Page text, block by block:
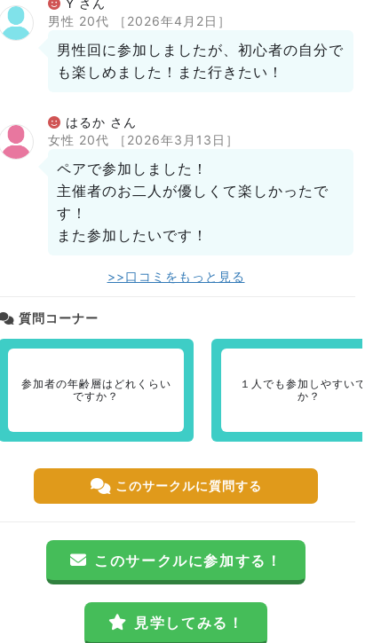
Y さん
男性 20代
［2026年4月2日］
男性回に参加しましたが、初心者の自分で
も楽しめました！また行きたい！
はるか さん
女性 20代
［2026年3月13日］
ペアで参加しました！
主催者のお二人が優しくて楽しかったで
す！
また参加したいです！
>>口コミをもっと見る
質問コーナー
参加者の年齢層はどれくらい
ですか？
１人でも参加しやすいです
か？
このサークルに質問する
このサークルに参加する！
見学してみる！